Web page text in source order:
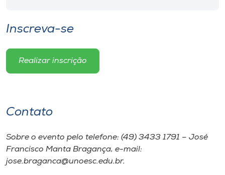
Inscreva-se
Realizar inscrição
Contato
Sobre o evento pelo telefone: (49) 3433 1791 – José
Francisco Manta Bragança, e-mail:
jose.braganca@unoesc.edu.br.